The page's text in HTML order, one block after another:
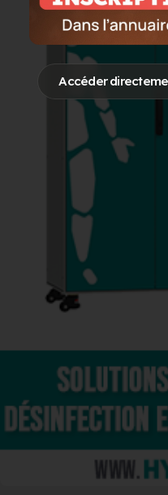
Accéder